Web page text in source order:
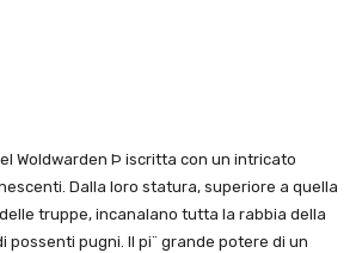
Woldwarden Þ iscritta con un intricato
Dalla loro statura, superiore a quella
truppe, incanalano tutta la rabbia della
possenti pugni. Il pi¨ grande potere di un